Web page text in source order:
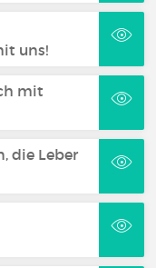
uns!
mit
die Leber